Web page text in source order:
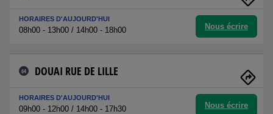
HORAIRES D'AUJOURD'HUI
08h00 - 13h00 / 14h00 - 18h00 Nous écrire
64 DOUAI RUE DE LILLE
HORAIRES D'AUJOURD'HUI
09h00 - 12h00 / 14h00 - 17h30 Nous écrire